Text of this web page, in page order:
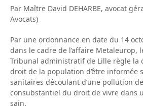
Par Maître David DEHARBE, avocat
Avocats)
Par une ordonnance en date du 14
dans le cadre de l’affaire Metaleurop,
Tribunal administratif de Lille règle la
droit de la population d’être informée
sanitaires découlant d’une pollution
consubstantiel du droit de vivre dans
sain.